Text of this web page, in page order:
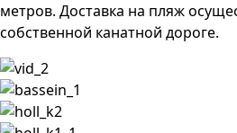
метров. Доставка на пляж
собственной канатной дороге.